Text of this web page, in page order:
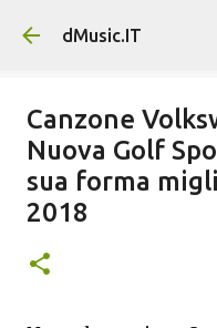
Passa ai
dMusic.IT
Canzone
Nuova Golf
sua forma
2018